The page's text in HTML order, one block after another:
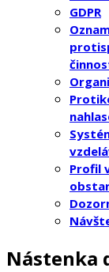
GDPR
Profil
Nástenka